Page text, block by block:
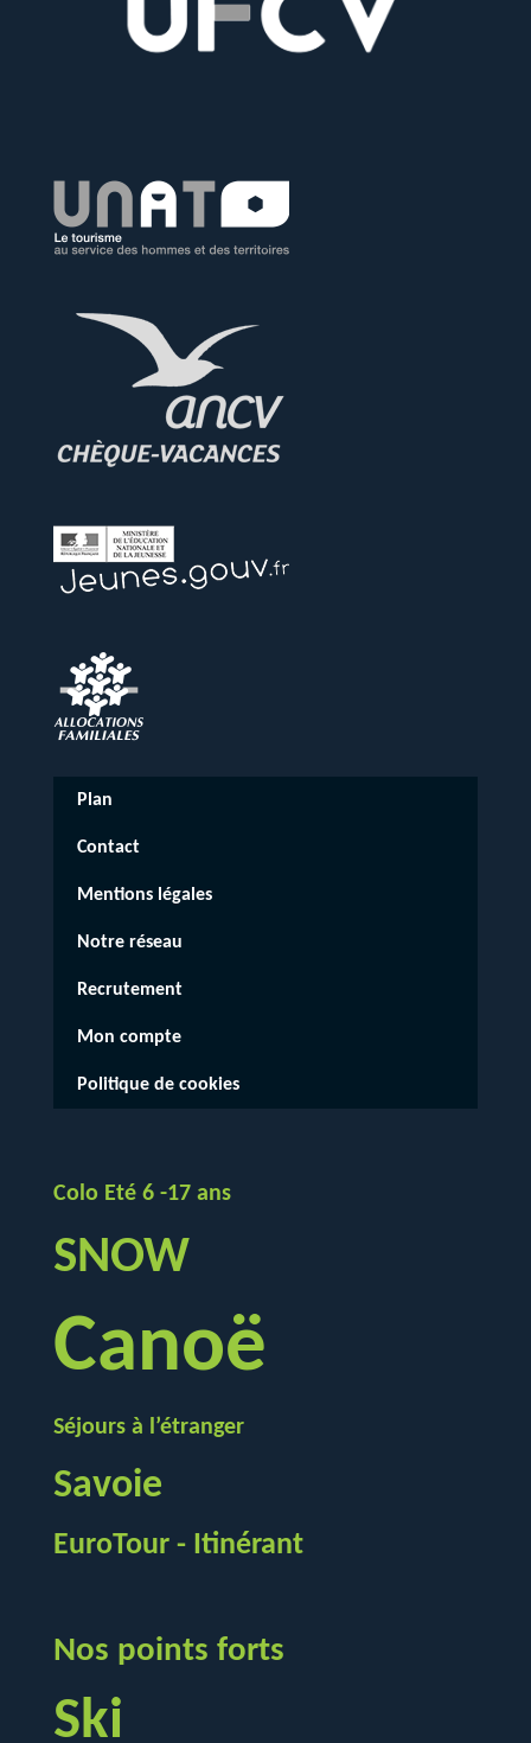
Plan
Contact
Mentions légales
Notre réseau
Recrutement
Mon compte
Politique de cookies
Colo Eté 6 -17 ans
SNOW
Canoë
Séjours à l’étranger
Savoie
EuroTour - Itinérant
Nos points forts
Ski